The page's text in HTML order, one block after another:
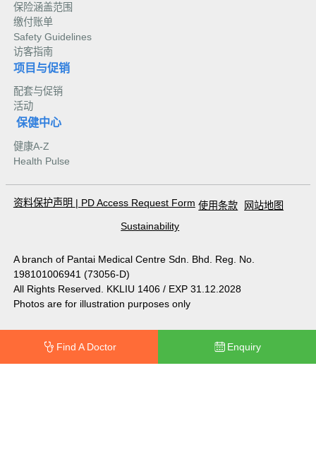
保险涵盖范围
缴付账单
Safety Guidelines
访客指南
项目与促销
配套与促销
活动
保健中心
健康A-Z
Health Pulse
资料保护声明 | PD Access Request Form 使用条款
网站地图
Sustainability
A branch of Pantai Medical Centre Sdn. Bhd. Reg. No.
198101006941 (73056-D)
All Rights Reserved. KKLIU 1406 / EXP 31.12.2028
Photos are for illustration purposes only
Find A Doctor Enquiry